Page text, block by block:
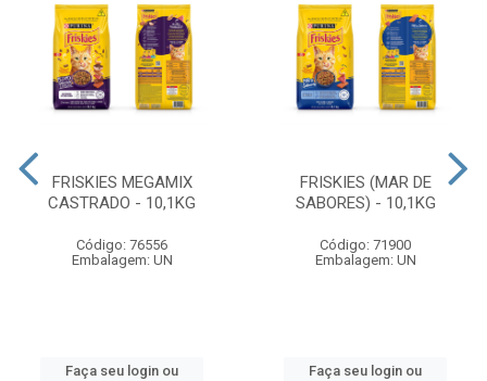
FRISKIES MEGAMIX
CASTRADO - 10,1KG
Código: 76556
Embalagem: UN
Faça seu login ou
FRISKIES (MAR DE
SABORES) - 10,1KG
Código: 71900
Embalagem: UN
Faça seu login ou